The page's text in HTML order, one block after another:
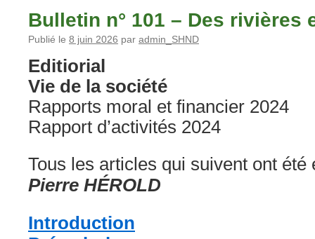
Bulletin n° 101 – Des rivières
Publié le 8 juin 2026 par admin_SHND
Editiorial
Vie de la société
Rapports moral et financier 2024
Rapport d’activités 2024
Tous les articles qui suivent ont
Pierre HÉROLD
Introduction